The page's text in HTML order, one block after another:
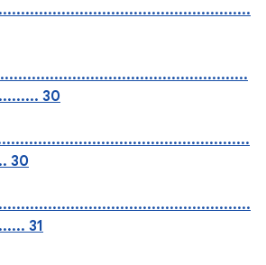
30
30
31